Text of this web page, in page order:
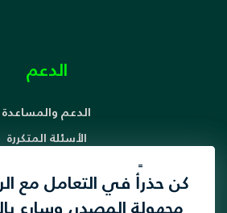
الدعم
الدعم والمساعدة
الأسئلة المتكررة
حقوق ومسؤوليات
لقد قمنا بتحديث
كن حذرأً في التعامل مع